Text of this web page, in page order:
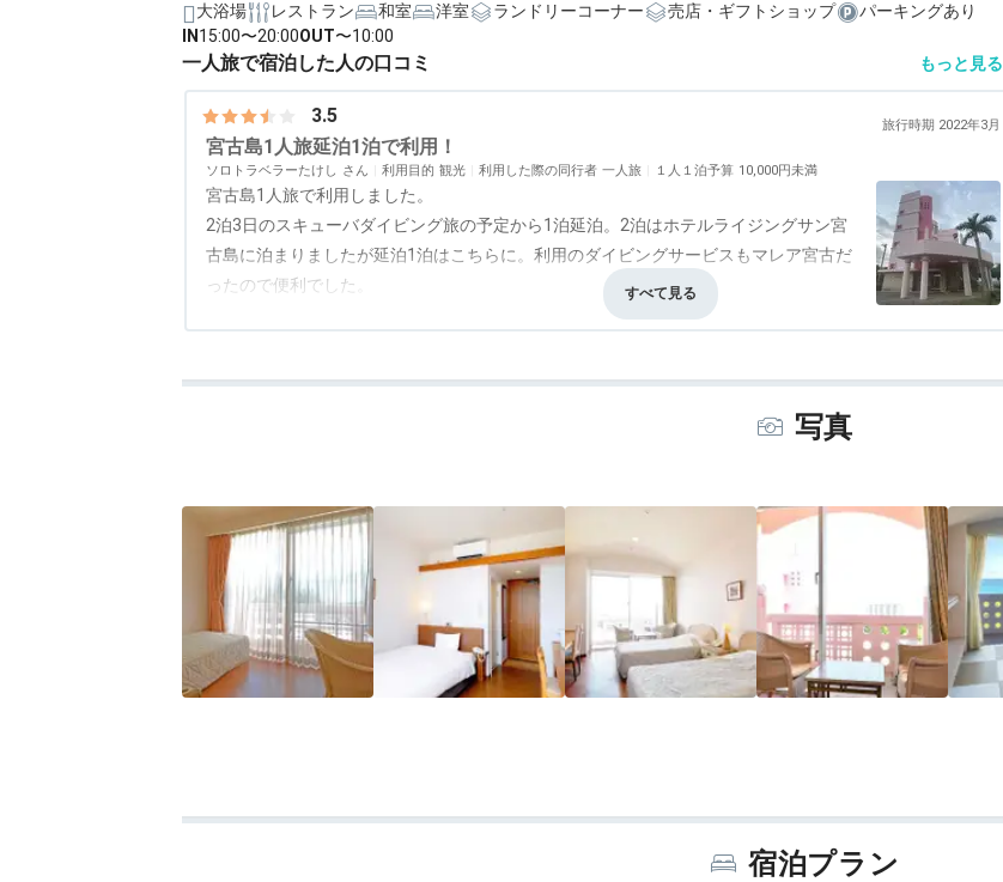
大浴場 レストラン 和室 洋室 ランドリーコーナー 売店・ギフトショップ
パーキングあり
IN 15:00〜20:00OUT〜10:00
一人旅で宿泊した人の口コミ もっと見る
3.5 旅行時期 2022年3月
宮古島1人旅延泊1泊で利用！
ソロトラベラーたけし 利用目的 観光 利用した際の同行者 一人旅 １人１泊予算 10,000円未満
宮古島1人旅で利用しました。
2泊3日のスキューバダイビング旅の予定から1泊延泊。2泊はホテルライジングサン宮
古島に泊まりましたが延泊1泊はこちらに。利用のダイビングサービスもマレア宮古だ
ったので便利でした。
3.0 バリアフリー3.0
写真
宿泊プラン